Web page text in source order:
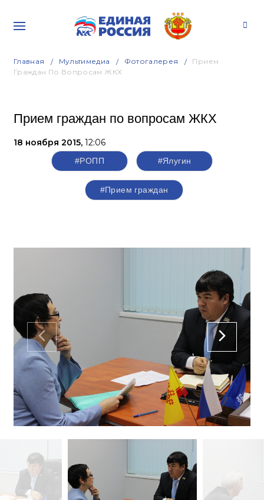
Главная Мультимедиа Фотогалерея
Прием
Граждан По Вопросам ЖКХ
Прием граждан по вопросам ЖКХ
18 ноября 2015, 12:06
#РОПП #Ялугин
#Прием граждан